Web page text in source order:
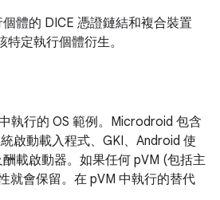
體的 DICE 憑證鏈結和複合裝置
特定執行個體衍生。
執行的 OS 範例。Microdroid 包含
啟動載入程式、GKI、Android 使
載啟動器。如果任何 pVM (包括主
就會保留。在 pVM 中執行的替代